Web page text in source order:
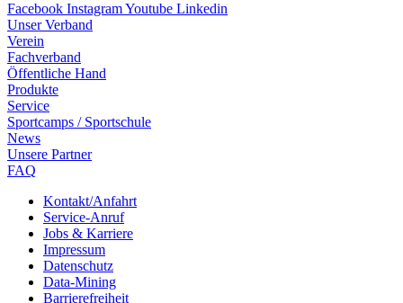
Facebook InstagramYoutube Linkedin
Unser Verband
Verein
Fach­ver­band
Öffent­li­che Hand
Produkte
Service
Sport­camps / Sportschule
News
Unsere Part­ner
FAQ
Kontakt/​​Anfahrt
Service-Anruf
Jobs & Karriere
Impres­sum
Daten­schutz
Data-Mining
Barrie­re­frei­heit